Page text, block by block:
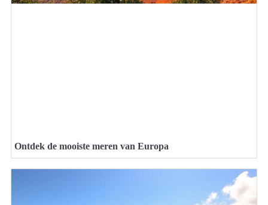
Ontdek de mooiste meren van Europa